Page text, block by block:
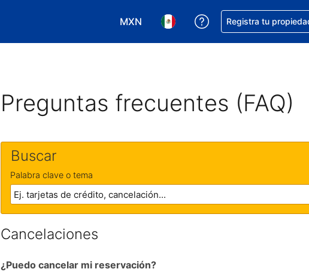
MXN
Elegir tu moneda. Tu moneda actual es
Elegir el idioma que prefieres.
Obtener ayuda con
Registra tu
Preguntas frecuentes (FAQ)
Buscar
Palabra clave o tema
Cancelaciones
¿Puedo cancelar mi reservación?